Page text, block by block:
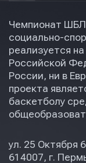
Чемпионат
социально-
реализуется
Российской
России, ни в
проекта
баскетболу
ул. 25 Октября
614007, г.